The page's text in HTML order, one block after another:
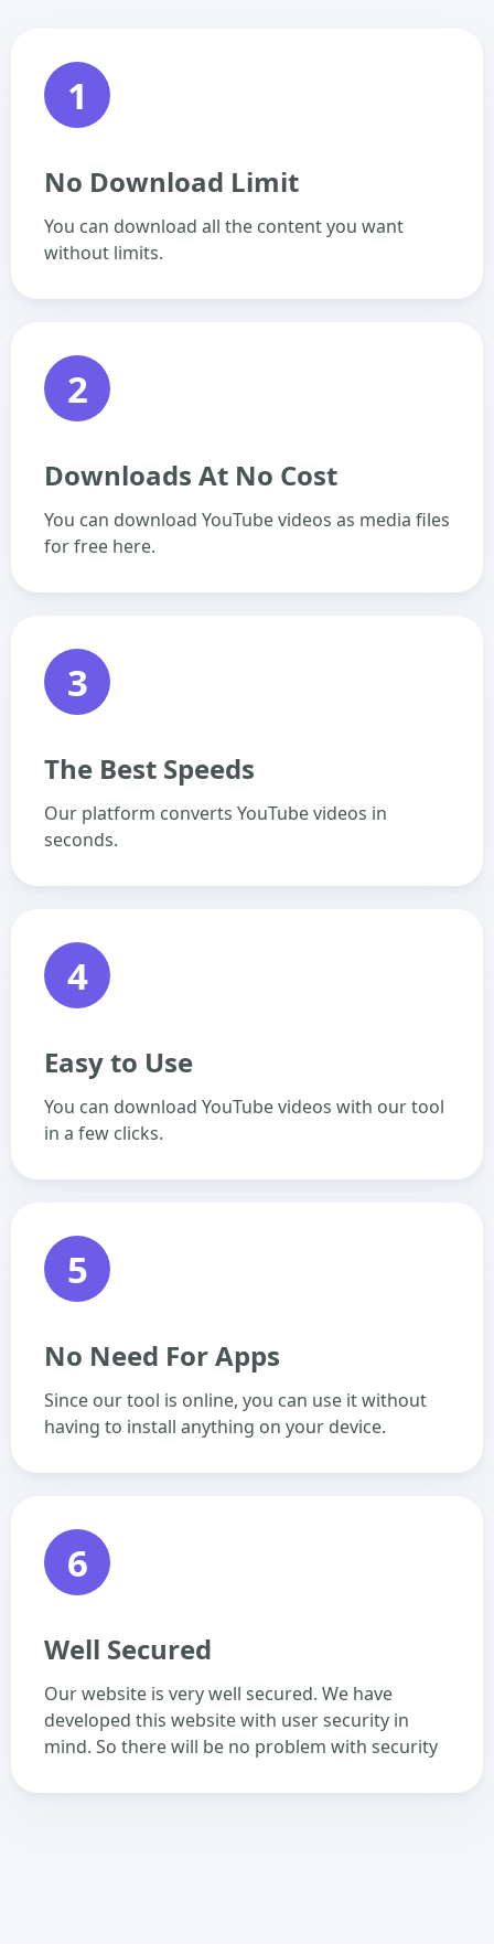
1
No Download Limit
You can download all the content you want
without limits.
2
Downloads At No Cost
You can download YouTube videos as media files
for free here.
3
The Best Speeds
Our platform converts YouTube videos in
seconds.
4
Easy to Use
You can download YouTube videos with our tool
in a few clicks.
5
No Need For Apps
Since our tool is online, you can use it without
having to install anything on your device.
6
Well Secured
Our website is very well secured. We have
developed this website with user security in
mind. So there will be no problem with security